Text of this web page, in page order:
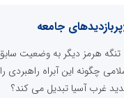
پربازدیدهای جامعه
تنگه هرمز دیگر به وضعیت
چگونه این آبراه راهبردی
غرب آسیا تبدیل می کند؟